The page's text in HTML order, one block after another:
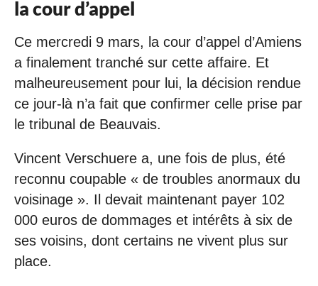
la cour d’appel
Ce mercredi 9 mars, la cour d’appel d’Amiens
a finalement tranché sur cette affaire. Et
malheureusement pour lui, la décision rendue
ce jour-là n’a fait que confirmer celle prise par
le tribunal de Beauvais.
Vincent Verschuere a, une fois de plus, été
reconnu coupable « de troubles anormaux du
voisinage ». Il devait maintenant payer 102
000 euros de dommages et intérêts à six de
ses voisins, dont certains ne vivent plus sur
place.